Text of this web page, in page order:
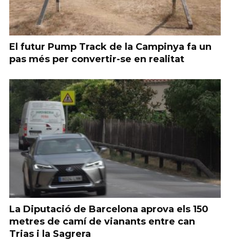
El futur Pump Track de la Campinya fa un
pas més per convertir-se en realitat
La Diputació de Barcelona aprova els 150
metres de camí de vianants entre can
Trias i la Sagrera